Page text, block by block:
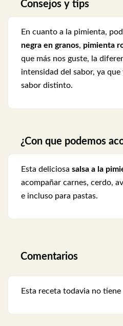
Consejos y tips
En cuanto a la pimienta,
negra en granos, pimienta
que más nos guste, la
intensidad del sabor, ya
sabor distinto.
¿Con que podemos
Esta deliciosa salsa a la
acompañar carnes, cerdo,
e incluso para pastas.
Comentarios
Esta receta todavia no